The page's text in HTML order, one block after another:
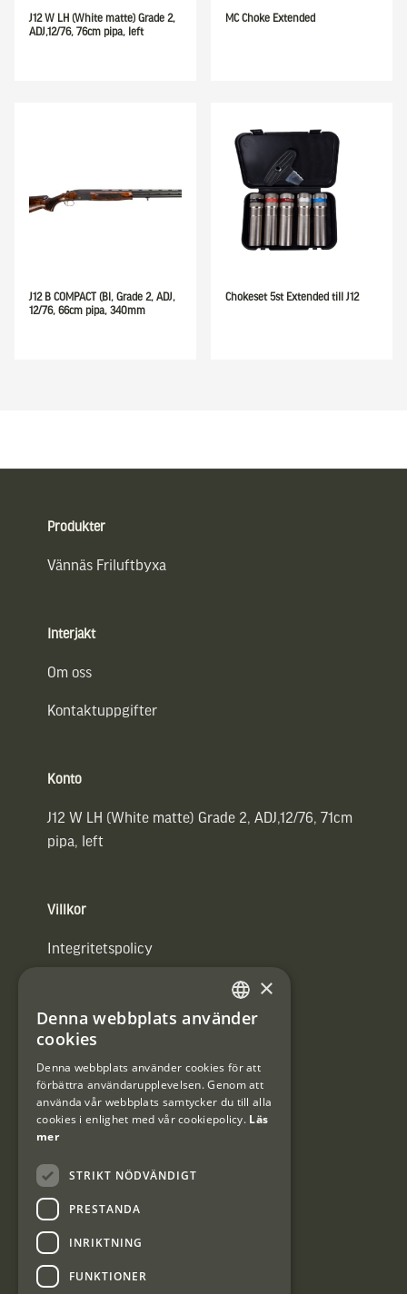
J12 W LH (White matte) Grade 2,
ADJ,12/76, 76cm pipa, left
MC Choke Extended
J12 B COMPACT (Bl, Grade 2, ADJ,
12/76, 66cm pipa, 340mm
Chokeset 5st Extended till J12
Produkter
Vännäs Friluftbyxa
Interjakt
Om oss
Kontaktuppgifter
Konto
J12 W LH (White matte) Grade 2, ADJ,12/76, 71cm
pipa, left
Villkor
Integritetspolicy
#Interjaktfamily
Kundklubb
Information om kundklubben.
SWEDISH
×
Denna webbplats använder
cookies
Denna webbplats använder cookies för att
förbättra användarupplevelsen. Genom att
använda vår webbplats samtycker du till alla
cookies i enlighet med vår cookiepolicy. Läs
mer
STRIKT NÖDVÄNDIGT
PRESTANDA
INRIKTNING
FUNKTIONER